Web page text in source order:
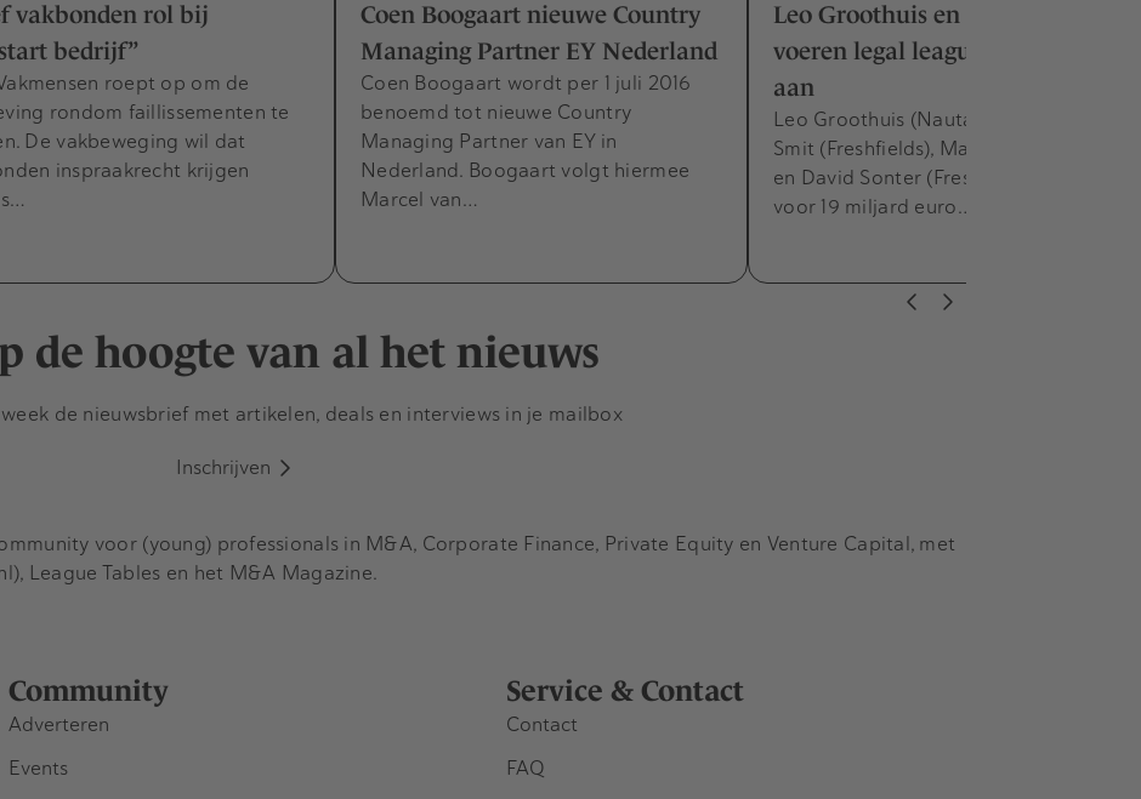
vakbonden rol bij
bedrijf”
roept op om de
rondom faillissementen te
De vakbeweging wil dat
inspraakrecht krijgen
Coen Boogaart nieuwe Country
Managing Partner EY Nederland
Coen Boogaart wordt per 1 juli 2016
benoemd tot nieuwe Country
Managing Partner van EY in
Nederland. Boogaart volgt hiermee
Marcel van…
Leo Groothuis en Luc Habets
voeren legal league tables Q1
aan
Leo Groothuis (Nautadutilh), Dirk-Jan
Smit (Freshfields), Marcel Buur (loyens)
en David Sonter (Freshfields) sloten
voor 19 miljard euro…
de hoogte van al het nieuws
de nieuwsbrief met artikelen, deals en interviews in je mailbox
Inschrijven
Community
Adverteren
Events
Service & Contact
Contact
FAQ
voor (young) professionals in M&A, Corporate Finance, Private Equity en Venture Capital, met
League Tables en het M&A Magazine.